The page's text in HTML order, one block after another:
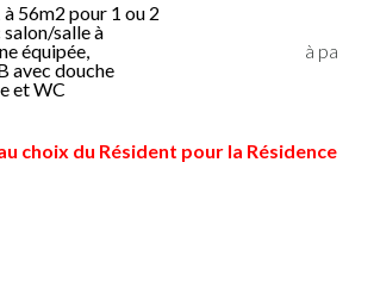
56m2 pour 1 ou 2
salle à
équipée,
avec douche
et WC
à partir
choix du Résident pour la Résidence